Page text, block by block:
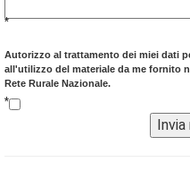
*
Autorizzo al trattamento dei miei dati
all'utilizzo del materiale da me fornito
Rete Rurale Nazionale.
*